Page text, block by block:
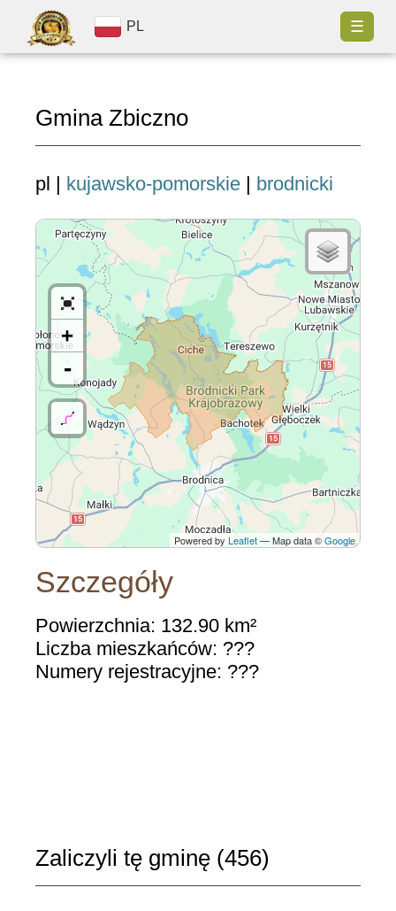
PL ☰
Gmina Zbiczno
pl | kujawsko-pomorskie | brodnicki
+
-
Powered by Leaflet— Map data ©Google
Szczegóły
Powierzchnia: 132.90 km²
Liczba mieszkańców: ???
Numery rejestracyjne: ???
Zaliczyli tę gminę (456)